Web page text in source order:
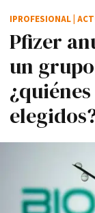
Pfizer
un
IPROFESIONAL